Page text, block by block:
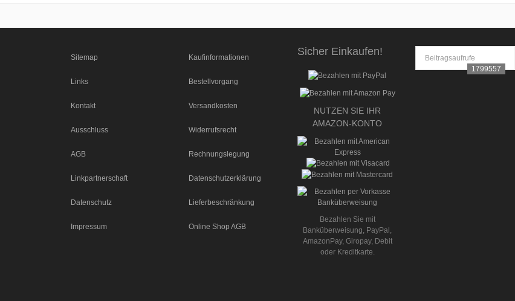
Sitemap
Links
Kontakt
Ausschluss
AGB
Linkpartnerschaft
Datenschutz
Impressum
Kaufinformationen
Bestellvorgang
Versandkosten
Widerrufsrecht
Rechnungslegung
Datenschutzerklärung
Lieferbeschränkung
Online Shop AGB
Sicher Einkaufen!
NUTZEN SIE IHR
AMAZON-KONTO
Bezahlen Sie mit
Banküberweisung, PayPal,
AmazonPay, Giropay, Debit
oder Kreditkarte.
Beitragsaufrufe
1799557